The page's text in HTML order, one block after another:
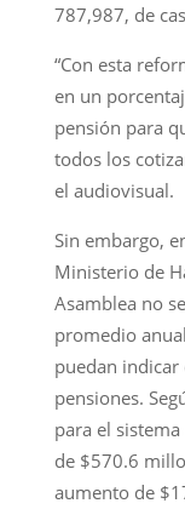
787,987, de
“Con esta
en un
pensión para
todos los
el audiovisual.
Sin embargo,
Ministerio de
Asamblea no
promedio
puedan
pensiones.
para el
de $570.6
aumento de